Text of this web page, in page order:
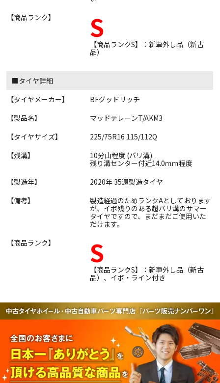
【商品ランク】
S
【商品ランクS】：新車外し品（新古
品）
■タイヤ詳細
【タイヤメーカー】
BFグッドリッチ
【製品名】
マッドテレーンT/AKM3
【タイヤサイズ】
225/75R16 115/112Q
【残溝】
10分山程度 (バリ溝)
残り溝センター付近14.0ｍｍ程度
【製造年】
2020年 35週製造タイヤ
【備考】
製造経過のためランクAとしております
が、イボ残りのある超バリ溝のサマー
タイヤですので、まだまだご使用いた
だけます。
【商品ランク】
S
【商品ランクS】：新車外し品（新古
品）、イボ・ライン付き